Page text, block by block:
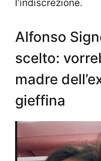
l’indiscrezione.
Alfonso
scelto:
madre
gieffina